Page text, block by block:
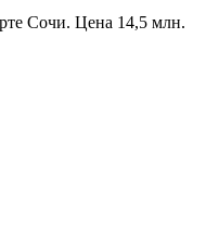
Сочи. Цена 14,5 млн.